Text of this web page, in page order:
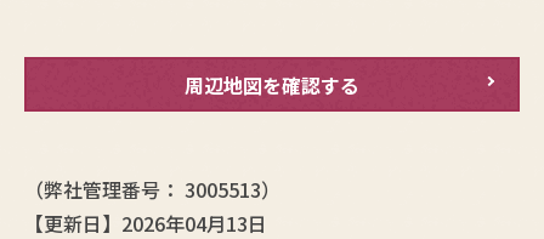
周辺地図を確認する
（弊社管理番号： 3005513）
【更新日】2026年04月13日